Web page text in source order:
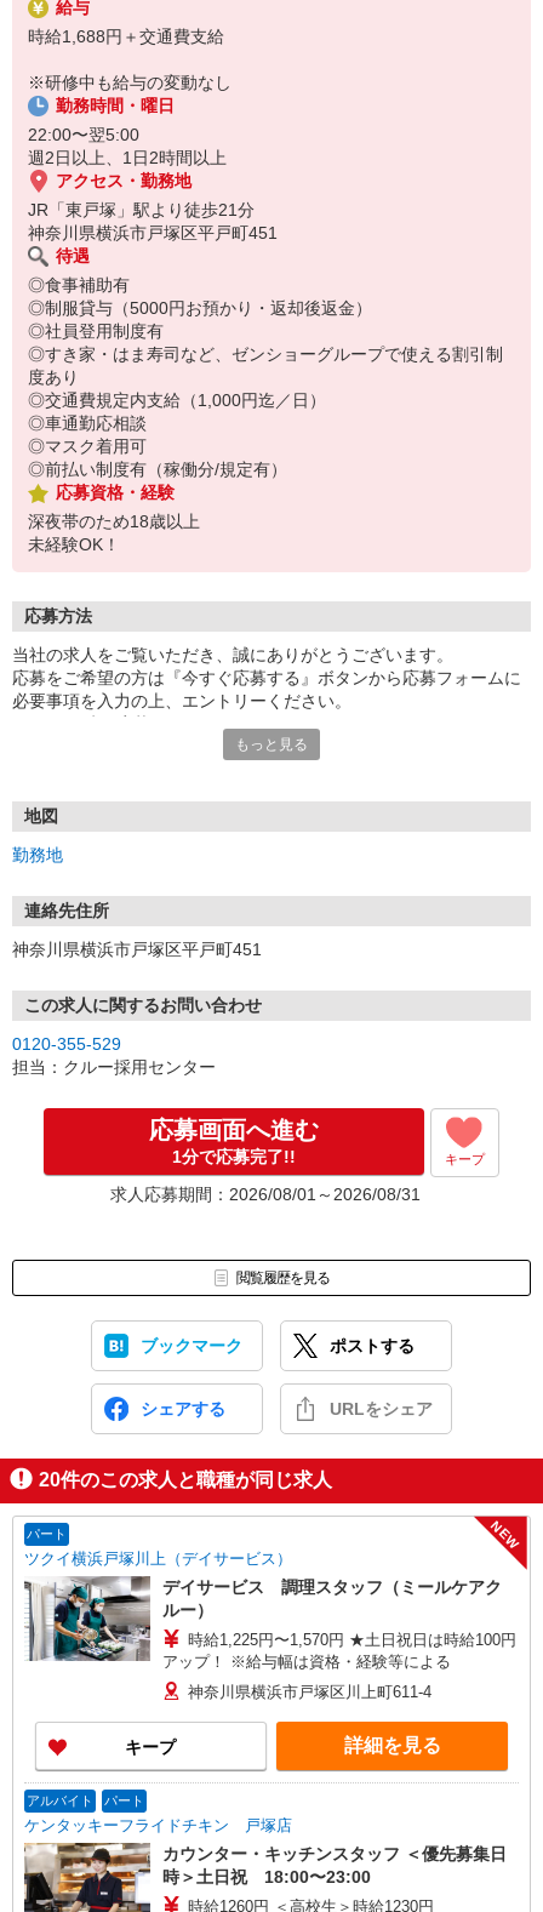
給与
時給1,688円＋交通費支給
※研修中も給与の変動なし
勤務時間・曜日
22:00〜翌5:00
週2日以上、1日2時間以上
アクセス・勤務地
JR「東戸塚」駅より徒歩21分
神奈川県横浜市戸塚区平戸町451
待遇
◎食事補助有
◎制服貸与（5000円お預かり・返却後返金）
◎社員登用制度有
◎すき家・はま寿司など、ゼンショーグループで使える割引制
度あり
◎交通費規定内支給（1,000円迄／日）
◎車通勤応相談
◎マスク着用可
◎前払い制度有（稼働分/規定有）
応募資格・経験
深夜帯のため18歳以上
未経験OK！
応募方法
当社の求人をご覧いただき、誠にありがとうございます。
応募をご希望の方は『今すぐ応募する』ボタンから応募フォームに
必要事項を入力の上、エントリーください。
号」など
もっと見る
地図
勤務地
連絡先住所
神奈川県横浜市戸塚区平戸町451
この求人に関するお問い合わせ
0120-355-529
担当：クルー採用センター
応募画面へ進む
1分で応募完了!! キープ
求人応募期間：2026/08/01～2026/08/31
閲覧履歴を見る
ブックマーク ポストする
シェアする URLをシェア
20件のこの求人と職種が同じ求人
パート
ツクイ横浜戸塚川上（デイサービス）
NEW
デイサービス 調理スタッフ（ミールケアク
ルー）
時給1,225円〜1,570円 ★土日祝日は時給100円
アップ！ ※給与幅は資格・経験等による
神奈川県横浜市戸塚区川上町611-4
キープ 詳細を見る
アルバイト パート
ケンタッキーフライドチキン 戸塚店
カウンター・キッチンスタッフ ＜優先募集日
時＞土日祝 18:00〜23:00
時給1260円 ＜高校生＞時給1230円